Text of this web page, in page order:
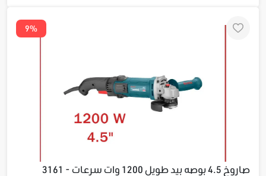
9%
صاروخ 4.5 بوصه بيد طويل 1200 وات سرعات - 3161